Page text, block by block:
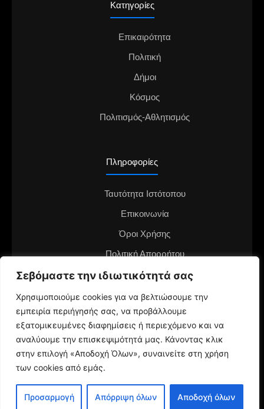
Σεβόμαστε την ιδιωτικότητά σας
Χρησιμοποιούμε cookies για να βελτιώσουμε την
εμπειρία περιήγησής σας, να προβάλλουμε
εξατομικευμένες διαφημίσεις ή περιεχόμενο και να
αναλύουμε την επισκεψιμότητά μας. Κάνοντας κλικ
στην επιλογή «Αποδοχή Όλων», συναινείτε στη χρήση
των cookies από εμάς.
Προσαρμογή Απόρριψη όλων Αποδοχή όλων
Κατηγορίες
Επικαιρότητα
Πολιτική
Δήμοι
Κόσμος
Πολιτισμός-Αθλητισμός
Πληροφορίες
Ταυτότητα Ιστότοπου
Επικοινωνία
Όροι Χρήσης
Πολιτική Απορρήτου
Διαφημιστείτε στο notianea.gr
Γίνε ο ανταποκριτής στην περιοχή σου
© 2024 NotiaNea.gr | Maintained by